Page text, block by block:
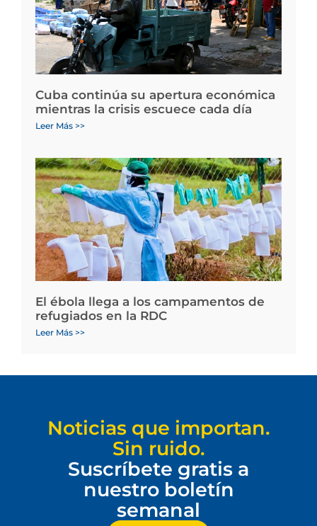
Cuba continúa su apertura económica
mientras la crisis escuece cada día
Leer Más >>
El ébola llega a los campamentos de
refugiados en la RDC
Leer Más >>
Noticias que importan.
Sin ruido.
Suscríbete gratis a
nuestro boletín
semanal